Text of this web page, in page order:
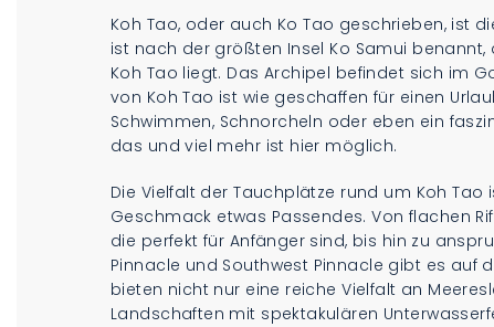
Koh Tao, oder auch Ko Tao geschrieben, ist
ist nach der größten Insel Ko Samui
Koh Tao liegt. Das Archipel befindet sich im
von Koh Tao ist wie geschaffen für einen
Schwimmen, Schnorcheln oder eben ein
das und viel mehr ist hier möglich.
Die Vielfalt der Tauchplätze rund um Koh
Geschmack etwas Passendes. Von flachen
die perfekt für Anfänger sind, bis hin zu
Pinnacle und Southwest Pinnacle gibt es auf
bieten nicht nur eine reiche Vielfalt an
Landschaften mit spektakulären